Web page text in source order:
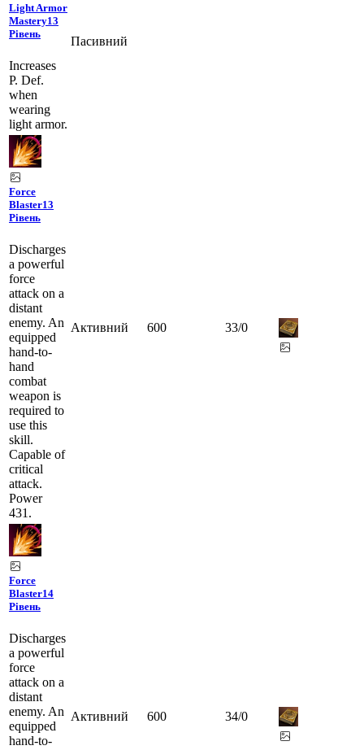
Light Armor
Mastery13
Рівень
Increases
P. Def.
when
wearing
light armor.
Пасивний
Force
Blaster13
Рівень
Discharges
a powerful
force
attack on a
distant
enemy. An
equipped
hand-to-
hand
combat
weapon is
required to
use this
skill.
Capable of
critical
attack.
Power
431.
Активний 600 33/0
Force
Blaster14
Рівень
Discharges
a powerful
force
attack on a
distant
enemy. An
equipped
hand-to-
Активний 600 34/0